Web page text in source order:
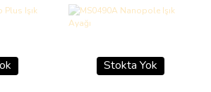
Stokta Yok